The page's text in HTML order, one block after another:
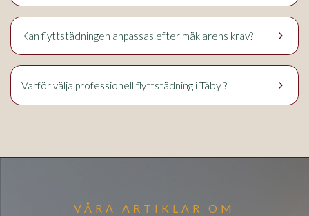
keyboard_arrow_right
Kan flyttstädningen anpassas efter mäklarens krav?
keyboard_arrow_right
Varför välja professionell flyttstädning iTäby?
VÅRA ARTIKLAR OM